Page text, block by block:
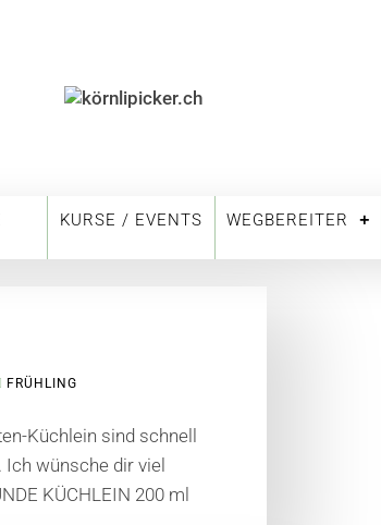
KURSE / EVENTS WEGBEREITER
FRÜHLING
Küchlein sind schnell
wünsche dir viel
KÜCHLEIN 200 ml